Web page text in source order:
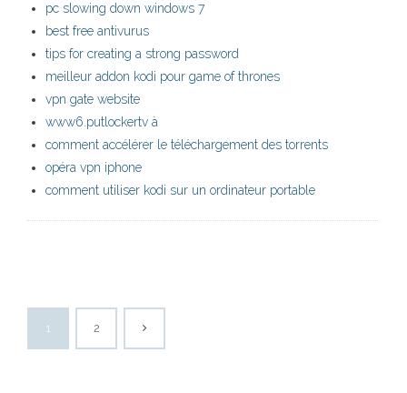
pc slowing down windows 7
best free antivurus
tips for creating a strong password
meilleur addon kodi pour game of thrones
vpn gate website
www6.putlockertv à
comment accélérer le téléchargement des torrents
opéra vpn iphone
comment utiliser kodi sur un ordinateur portable
1 2